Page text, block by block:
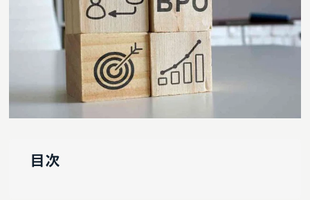
目次